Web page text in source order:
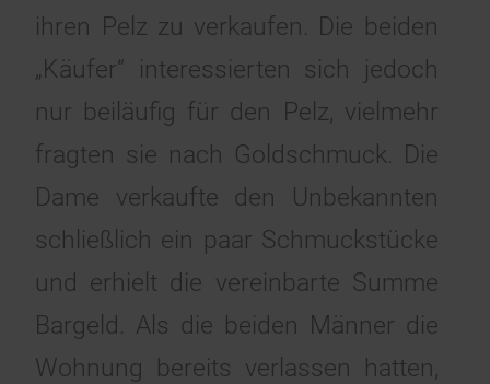
ihren Pelz zu verkaufen. Die beiden
„Käufer“ interessierten sich jedoch
nur beiläufig für den Pelz, vielmehr
fragten sie nach Goldschmuck. Die
Dame verkaufte den Unbekannten
schließlich ein paar Schmuckstücke
und erhielt die vereinbarte Summe
Bargeld. Als die beiden Männer die
Wohnung bereits verlassen hatten,